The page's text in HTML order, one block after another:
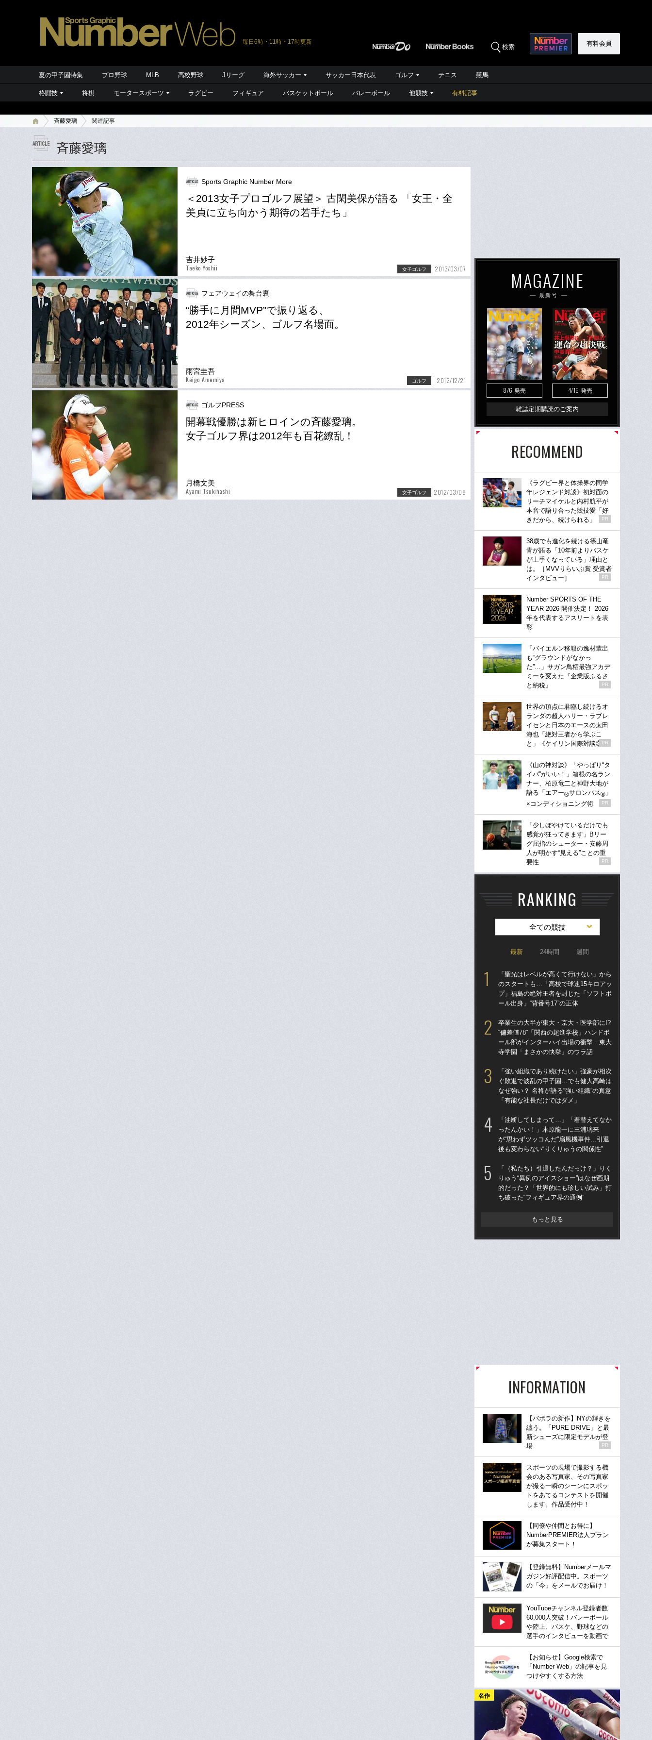
毎日6時・11時・17時更新
検索 有料会員
夏の甲子園特集 プロ野球 MLB 高校野球 Jリーグ 海外サッカー サッカー日本代表 ゴルフ テニス 競馬
格闘技 将棋 モータースポーツ ラグビー フィギュア バスケットボール バレーボール 他競技 有料記事
斉藤愛璃 関連記事
斉藤愛璃
Sports Graphic Number More
＜2013女子プロゴルフ展望＞ 古閑美保が語る 「女王・全
美貞に立ち向かう期待の若手たち」
吉井妙子
Taeko Yoshii 女子ゴルフ 2013/03/07
フェアウェイの舞台裏
“勝手に月間MVP”で振り返る、
2012年シーズン、ゴルフ名場面。
雨宮圭吾
Keigo Amemiya ゴルフ 2012/12/21
ゴルフPRESS
開幕戦優勝は新ヒロインの斉藤愛璃。
女子ゴルフ界は2012年も百花繚乱！
月橋文美
Ayami Tsukihashi 女子ゴルフ 2012/03/08
MAGAZINE
最新号
8/6 発売 4/16 発売
雑誌定期購読のご案内
RECOMMEND
《ラグビー界と体操界の同学
年レジェンド対談》初対面の
リーチマイケルと内村航平が
本音で語り合った競技愛「好
きだから、続けられる」
PR
38歳でも進化を続ける篠山竜
青が語る「10年前よりバスケ
が上手くなっている」理由と
は。［MVVりらいぶ賞 受賞者
インタビュー］
PR
Number SPORTS OF THE
YEAR 2026 開催決定！ 2026
年を代表するアスリートを表
彰
「バイエルン移籍の逸材輩出
も“グラウンドがなかっ
た”…」サガン鳥栖最強アカデ
ミーを変えた『企業版ふるさ
と納税』
PR
世界の頂点に君臨し続けるオ
ランダの超人ハリー・ラブレ
イセンと日本のエースの太田
海也「絶対王者から学ぶこ
と」《ケイリン国際対談②》
PR
《山の神対談》「やっぱり“タ
イパ”がいい！」箱根の名ラン
ナー、柏原竜二と神野大地が
語る「エアー®サロンパス® 」
×コンディショニング術
PR
「少しぼやけているだけでも
感覚が狂ってきます」Bリー
グ屈指のシューター・安藤周
人が明かす“見える”ことの重
要性
PR
RANKING
全ての競技
最新 24時間 週間
「聖光はレベルが高くて行けない」から
のスタートも…「高校で球速15キロアッ
プ」福島の絶対王者を封じた「ソフトボ
ール出身」“背番号17”の正体
卒業生の大半が東大・京大・医学部に!?
“偏差値78”「関西の超進学校」ハンドボ
ール部がインターハイ出場の衝撃…東大
寺学園「まさかの快挙」のウラ話
「強い組織であり続けたい」強豪が相次
ぐ敗退で波乱の甲子園…でも健大高崎は
なぜ強い？ 名将が語る“強い組織”の真意
「有能な社長だけではダメ」
「油断してしまって…」「着替えてなか
ったんかい！」木原龍一に三浦璃来
が“思わずツッコんだ”扇風機事件…引退
後も変わらない“りくりゅうの関係性”
「（私たち）引退したんだっけ？」りく
りゅう“異例のアイスショー”はなぜ画期
的だった？「世界的にも珍しい試み」打
ち破った“フィギュア界の通例”
もっと見る
INFORMATION
【バボラの新作】NYの輝きを
纏う。「PURE DRIVE」と最
新シューズに限定モデルが登
場
PR
スポーツの現場で撮影する機
会のある写真家、その写真家
が撮る一瞬のシーンにスポッ
トをあてるコンテストを開催
します。作品受付中！
【同僚や仲間とお得に】
NumberPREMIER法人プラン
が募集スタート！
【登録無料】Numberメールマ
ガジン好評配信中。スポーツ
の「今」をメールでお届け！
YouTubeチャンネル登録者数
60,000人突破！バレーボール
や陸上、バスケ、野球などの
選手のインタビューを動画で
【お知らせ】Google検索で
「Number Web」の記事を見
つけやすくする方法
名作